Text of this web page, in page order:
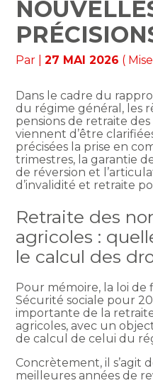
Par |27 MAI 2026 (
Dans le cadre du
du régime général, les
pensions de retraite
viennent d’être
précisées la prise en
trimestres, la garantie
de réversion et
d’invalidité et retraite
Retraite des
agricoles :
le calcul des
Pour mémoire, la loi de
Sécurité sociale pour
importante de la
agricoles, avec un
de calcul de celui du
Concrètement, il s’agit
meilleures années de